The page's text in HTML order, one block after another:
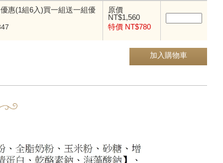
惠(1組6入)買一組送一組優
原價
NT$1,560
特價 NT$780
加入購物車